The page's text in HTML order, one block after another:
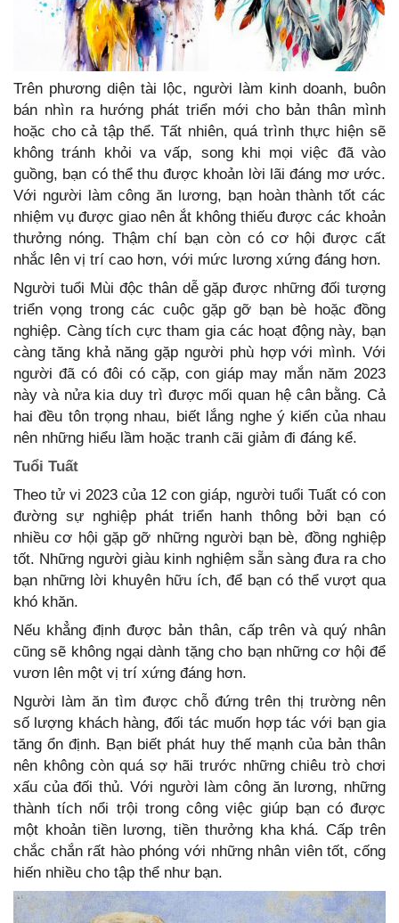
Trên phương diện tài lộc, người làm kinh doanh, buôn
bán nhìn ra hướng phát triển mới cho bản thân mình
hoặc cho cả tập thể. Tất nhiên, quá trình thực hiện sẽ
không tránh khỏi va vấp, song khi mọi việc đã vào
guồng, bạn có thể thu được khoản lời lãi đáng mơ ước.
Với người làm công ăn lương, bạn hoàn thành tốt các
nhiệm vụ được giao nên ắt không thiếu được các khoản
thưởng nóng. Thậm chí bạn còn có cơ hội được cất
nhắc lên vị trí cao hơn, với mức lương xứng đáng hơn.
Người tuổi Mùi độc thân dễ gặp được những đối tượng
triển vọng trong các cuộc gặp gỡ bạn bè hoặc đồng
nghiệp. Càng tích cực tham gia các hoạt động này, bạn
càng tăng khả năng gặp người phù hợp với mình. Với
người đã có đôi có cặp, con giáp may mắn năm 2023
này và nửa kia duy trì được mối quan hệ cân bằng. Cả
hai đều tôn trọng nhau, biết lắng nghe ý kiến của nhau
nên những hiểu lầm hoặc tranh cãi giảm đi đáng kể.
Tuổi Tuất
Theo tử vi 2023 của 12 con giáp, người tuổi Tuất có con
đường sự nghiệp phát triển hanh thông bởi bạn có
nhiều cơ hội gặp gỡ những người bạn bè, đồng nghiệp
tốt. Những người giàu kinh nghiệm sẵn sàng đưa ra cho
bạn những lời khuyên hữu ích, để bạn có thể vượt qua
khó khăn.
Nếu khẳng định được bản thân, cấp trên và quý nhân
cũng sẽ không ngại dành tặng cho bạn những cơ hội để
vươn lên một vị trí xứng đáng hơn.
Người làm ăn tìm được chỗ đứng trên thị trường nên
số lượng khách hàng, đối tác muốn hợp tác với bạn gia
tăng ổn định. Bạn biết phát huy thế mạnh của bản thân
nên không còn quá sợ hãi trước những chiêu trò chơi
xấu của đối thủ. Với người làm công ăn lương, những
thành tích nổi trội trong công việc giúp bạn có được
một khoản tiền lương, tiền thưởng kha khá. Cấp trên
chắc chắn rất hào phóng với những nhân viên tốt, cống
hiến nhiều cho tập thể như bạn.